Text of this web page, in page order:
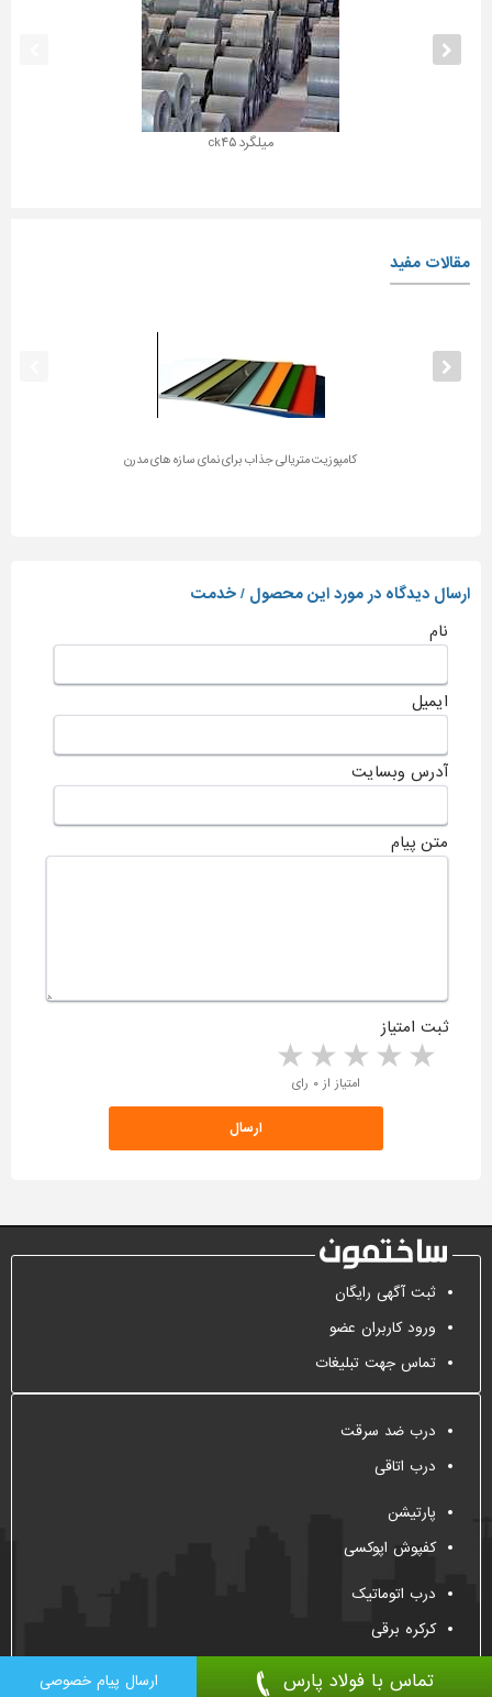
میلگرد ck۴۵
مقالات مفید
کامپوزیت متریالی جذاب برای نمای سازه های مدرن
تماس با فولاد پارس ارسال پیام خصوصی
ارسال دیدگاه در مورد این محصول / خدمت
نام
ایمیل
آدرس وبسایت
متن پیام
ثبت امتیاز
4 stars 3 stars 2 stars 1 star امتیاز از ۰ رای
ثبت آگهی رایگان
ورود کاربران عضو
تماس جهت تبلیغات
درب ضد سرقت
درب اتاقی
پارتیشن
کفپوش اپوکسی
درب اتوماتیک
کرکره برقی